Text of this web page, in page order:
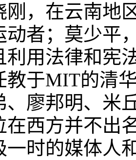
刚，在云南地
动者；莫少平
利用法律和宪
教于MIT的清
、廖邦明、米
在西方并不出
一时的媒体人